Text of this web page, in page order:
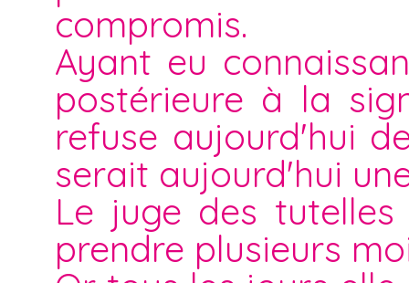
compromis.
Ayant eu
postérieure à la
refuse aujourd'hui
serait aujourd'hui
Le juge des
prendre plusieurs